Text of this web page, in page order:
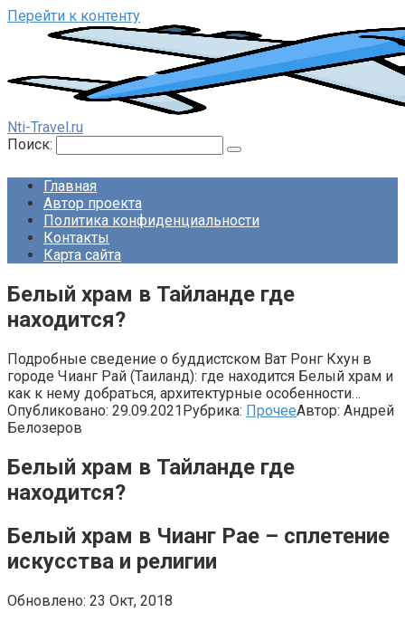
Перейти к контенту
Nti-Travel.ru
Поиск:
Главная
Автор проекта
Политика конфиденциальности
Контакты
Карта сайта
Белый храм в Тайланде где
находится?
Подробные сведение о буддистском Ват Ронг Кхун в
городе Чианг Рай (Таиланд): где находится Белый храм и
как к нему добраться, архитектурные особенности…
Опубликовано: 29.09.2021Рубрика: ПрочееАвтор: Андрей
Белозеров
Белый храм в Тайланде где
находится?
Белый храм в Чианг Рае – сплетение
искусства и религии
Обновлено: 23 Окт, 2018